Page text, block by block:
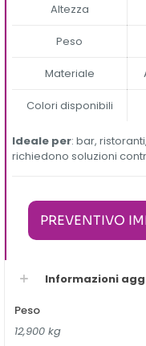
Altezza
Peso
Materiale
Colori disponibili
Ideale per: bar,
richiedono soluzioni
PREVENTIVO
Informazioni
Peso
12,900 kg